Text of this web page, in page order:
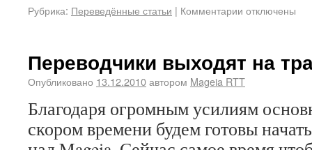
Рубрика: Переведённые статьи | Комментарии отключены
Переводчики выходят на
Опубликовано 13.12.2010автором Mageia RTT
Благодаря огромным усилиям
скором времени будем готовы